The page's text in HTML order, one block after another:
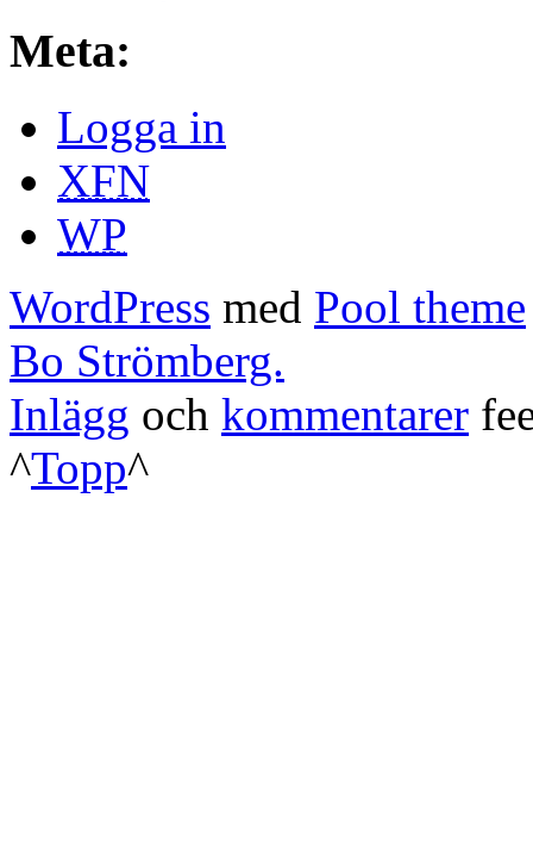
Meta:
Logga in
XFN
WP
WordPress med Pool theme
Bo Strömberg.
Inlägg och kommentarer
^Topp^